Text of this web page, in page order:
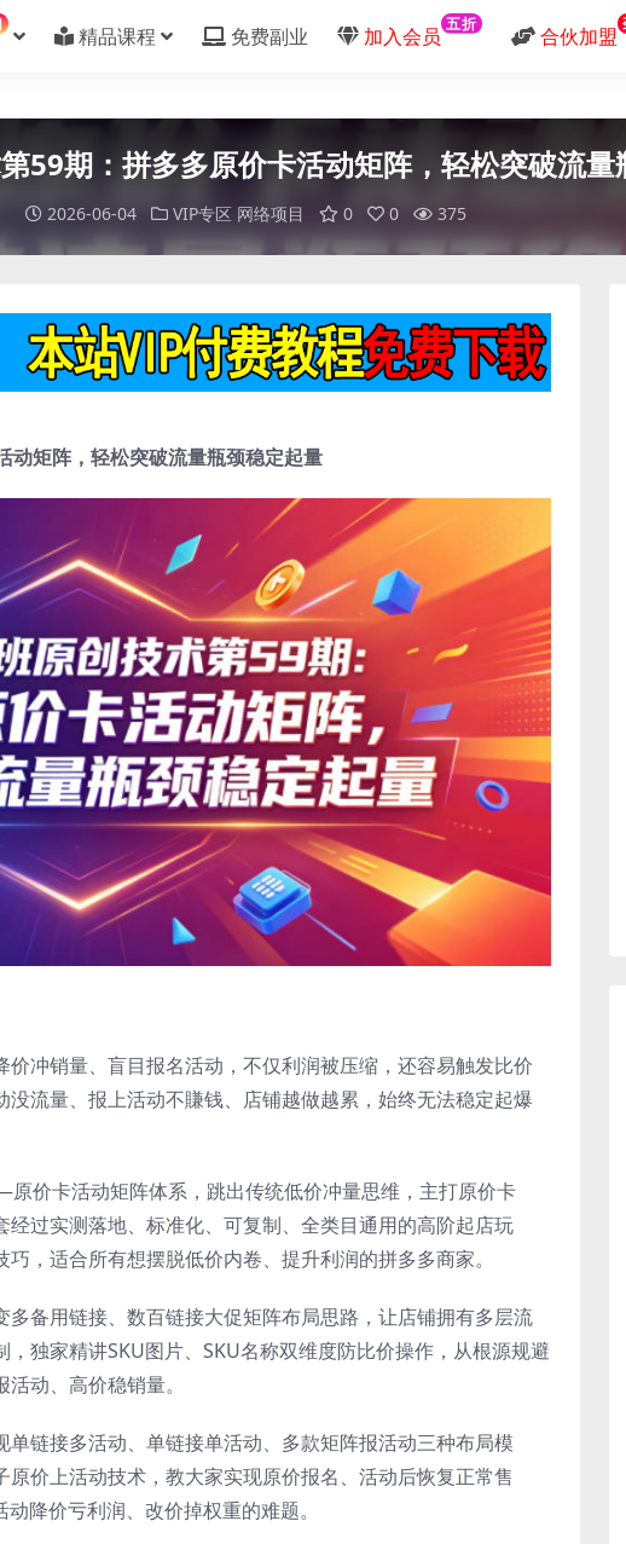
精品课程 免费副业 加入会员 五折 合伙加盟
59期：拼多多原价卡活动矩阵，轻松突破流量
2026-06-04 VIP专区 网络项目 0 0 375
动矩阵，轻松突破流量瓶颈稳定起量
冲销量、盲目报名活动，不仅利润被压缩，还容易触发比价
流量、报上活动不賺钱、店铺越做越累，始终无法稳定起爆
价卡活动矩阵体系，跳出传统低价冲量思维，主打原价卡
过实测落地、标准化、可复制、全类目通用的高阶起店玩
，适合所有想摆脱低价内卷、提升利润的拼多多商家。
备用链接、数百链接大促矩阵布局思路，让店铺拥有多层流
独家精讲SKU图片、SKU名称双维度防比价操作，从根源规避
动、高价稳销量。
链接多活动、单链接单活动、多款矩阵报活动三种布局模
价上活动技术，教大家实现原价报名、活动后恢复正常售
降价亏利润、改价掉权重的难题。